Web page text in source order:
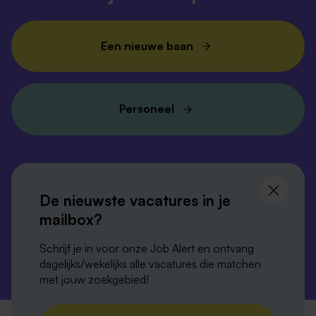
Een nieuwe baan
Personeel
blijf op de hoogte
De nieuwste vacatures in je
mailbox?
Schrijf je in voor onze Job Alert en ontvang
dagelijks/wekelijks alle vacatures die matchen
met jouw zoekgebied!